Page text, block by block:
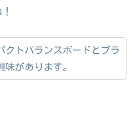
クトバランスボードとプラ
味があります。